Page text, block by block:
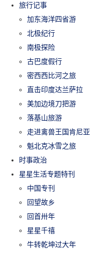
旅行记事
加东海洋四省游
北极纪行
南极探险
古巴度假行
密西西比河之旅
直击印度达兰萨拉
美加边境刀把游
落基山旅游
走进禽兽王国肯尼亚
魁北克冰雪之旅
时事政治
星星生活专题特刊
中国专刊
回望故乡
回首卅年
星星千禧
牛转乾坤过大年